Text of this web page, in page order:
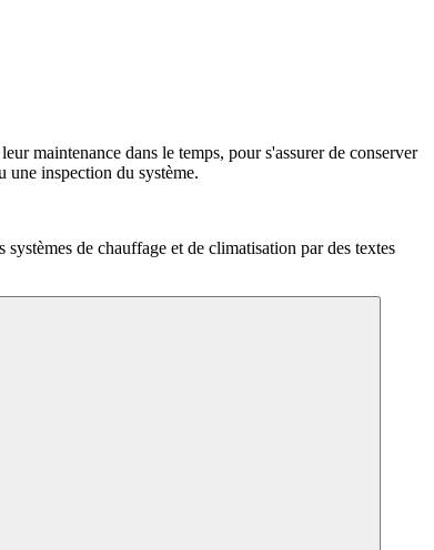
maintenance dans le temps, pour s'assurer de conserver
une inspection du système.
de chauffage et de climatisation par des textes